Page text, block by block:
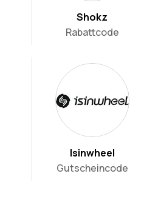
Shokz
Rabattcode
Isinwheel
Gutscheincode